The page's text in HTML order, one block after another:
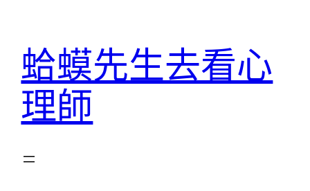
蛤蟆先生去看心
理師